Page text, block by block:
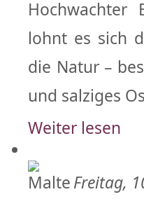
lohnt es sich
die Natur –
und salziges
Weiter lesen
Freitag,